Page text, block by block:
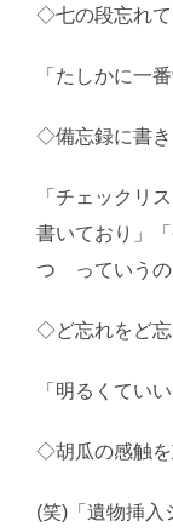
◇七の段忘れ
「たしかに一
◇備忘録に書
「チェックリ
書いており」
つ っていうの
◇ど忘れをど
「明るくてい
◇胡瓜の感触を
(笑)「遺物挿入